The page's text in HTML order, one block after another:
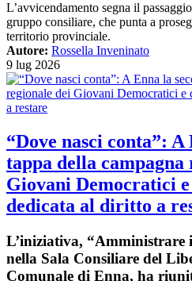
L’avvicendamento segna il
gruppo consiliare, che punta a
territorio provinciale.
Autore: Rossella Inveninato
9 lug 2026
“Dove nasci conta”: A
tappa della campagna
Giovani Democratici
dedicata al diritto a
L’iniziativa, “Amministrare
nella Sala Consiliare del
Comunale di Enna, ha